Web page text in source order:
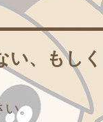
い、もし
い。